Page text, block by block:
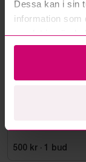
Dessa kan i sin
information som
samlat in när du
förskolemöbler
500 kr · 1 bud